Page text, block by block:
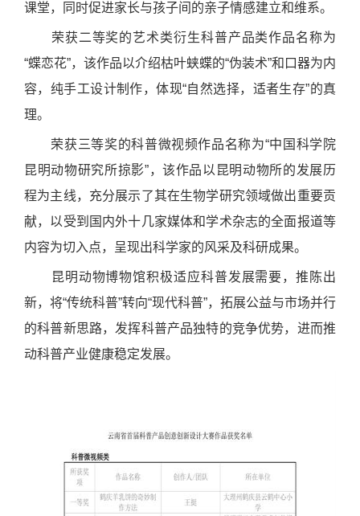
课堂，同时促进家长与孩子间的亲子情感建立和维系。
荣获二等奖的艺术类衍生科普产品类作品名称为
“蝶恋花”，该作品以介绍枯叶蛱蝶的“伪装术”和口器为内
容，纯手工设计制作，体现“自然选择，适者生存”的真
理。
荣获三等奖的科普微视频作品名称为“中国科学院
昆明动物研究所掠影”，该作品以昆明动物所的发展历
程为主线，充分展示了其在生物学研究领域做出重要贡
献，以受到国内外十几家媒体和学术杂志的全面报道等
内容为切入点，呈现出科学家的风采及科研成果。
昆明动物博物馆积极适应科普发展需要，推陈出
新，将“传统科普”转向“现代科普”，拓展公益与市场并行
的科普新思路，发挥科普产品独特的竞争优势，进而推
动科普产业健康稳定发展。